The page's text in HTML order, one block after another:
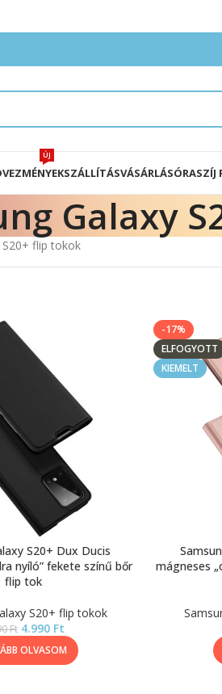
ÚJ
SZÁLLÍTÁSVÁSÁRLÁSÓRASZÍJ
Galaxy
S20+ flip tokok
S20+ Dux Ducis
nyíló” fekete színű bőr
flip tok
S20+ flip tokok
Ft 4.990 Ft
OLVASOM
-17%
ELFOGYOTT
KIEMELT
mágneses